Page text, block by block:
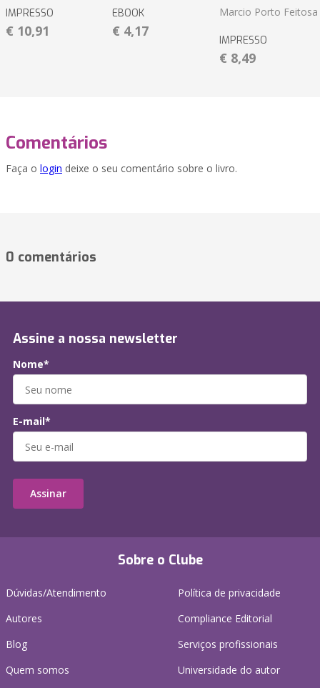
IMPRESSO
€ 10,91
EBOOK
€ 4,17
Marcio Porto Feitosa
IMPRESSO
€ 8,49
Comentários
Faça o login deixe o seu comentário sobre o livro.
0 comentários
Sobre o Clube
Dúvidas/Atendimento
Autores
Blog
Quem somos
Política de privacidade
Compliance Editorial
Serviços profissionais
Universidade do autor
Assine a nossa newsletter
Nome*
E-mail*
Assinar